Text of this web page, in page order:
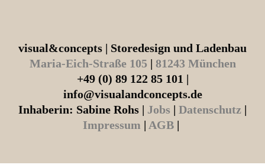
visual&concepts | Storedesign und Ladenbau
Maria-Eich-Straße 105 | 81243 München
+49 (0) 89 122 85 101 |
info@visualandconcepts.de
Inhaberin: Sabine Rohs | Jobs | Datenschutz |
Impressum | AGB |